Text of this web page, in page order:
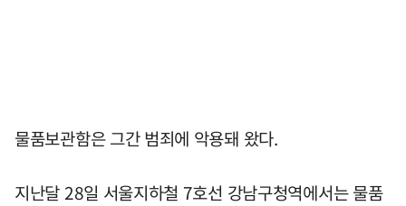
물품보관함은 그간 범죄에 악용돼 왔다.
지난달 28일 서울지하철 7호선 강남구청역에서는 물품